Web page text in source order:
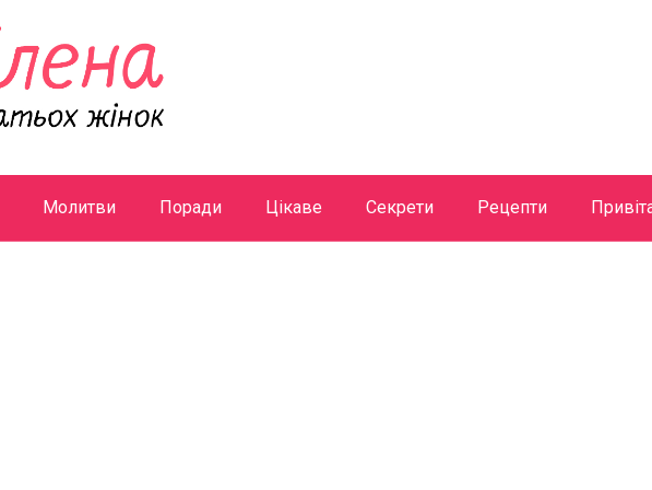
Молитви Поради Цікаве Секрети Рецепти